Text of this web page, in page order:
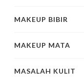
MAKEUP BIBIR
MAKEUP MATA
MASALAH KULIT